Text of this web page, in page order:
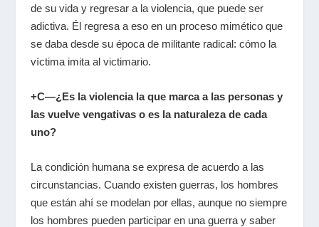
de su vida y regresar a la violencia, que puede ser
adictiva. Él regresa a eso en un proceso mimético que
se daba desde su época de militante radical: cómo la
víctima imita al victimario.
+C—¿Es la violencia la que marca a las personas y
las vuelve vengativas o es la naturaleza de cada
uno?
La condición humana se expresa de acuerdo a las
circunstancias. Cuando existen guerras, los hombres
que están ahí se modelan por ellas, aunque no siempre
los hombres pueden participar en una guerra y saber